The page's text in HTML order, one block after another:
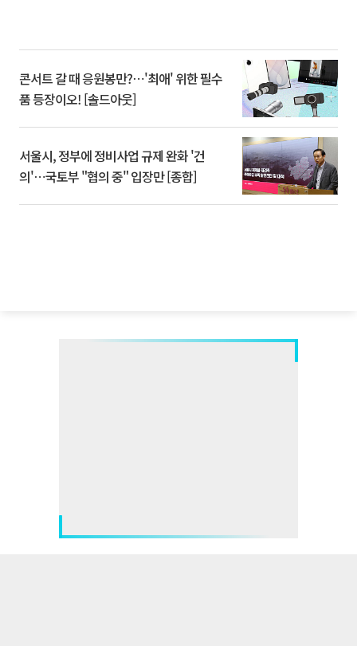
콘서트 갈 때 응원봉만?⋯'최애' 위한 필수
품 등장이오! [솔드아웃]
서울시, 정부에 정비사업 규제 완화 '건
의'⋯국토부 "협의 중" 입장만 [종합]